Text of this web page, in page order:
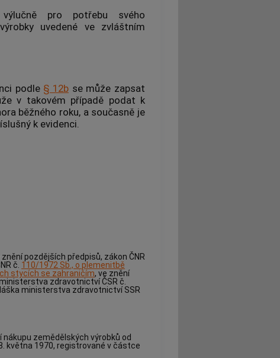
pro potřebu svého
uvedené ve zvláštním
podle § 12bse může zapsat
v takovém případě podat k
běžného roku, a současně je
k evidenci.
znění pozdějších předpisů, zákon ČNR
č. 110/1972 Sb., o plemenitbě
stycích se zahraničím, ve znění
zdravotnictví ČSR č.
ministerstva zdravotnictví SSR
zemědělských výrobků od
května 1970, registrované v částce